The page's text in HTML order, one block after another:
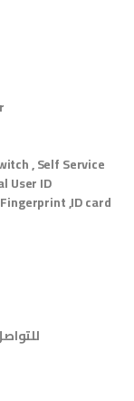
, Self Service
User ID
,ID card